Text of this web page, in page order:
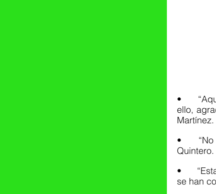
•	“Aquí tenemos infinidad de ayuda social de todos los programas; por
ello,
Martínez.
•	“No hay obras de oropel, hay obras para servir al público”: Armando
Quintero.
•	“Estamos viviendo un momento histórico porque en el Estado de México
se han